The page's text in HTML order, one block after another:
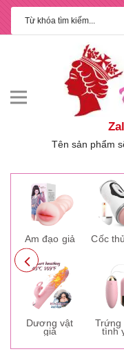
Tên sản phẩm
Âm đạo giả
Dương vật
giả
Cốc
Trứng
tình